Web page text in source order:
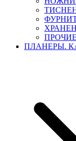
ПРОЧИЕ
ПЛАНЕРЫ.